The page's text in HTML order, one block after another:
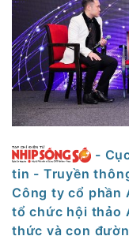
-
tin - Truyền
Công ty cổ phần
tổ chức hội thảo
thức và con